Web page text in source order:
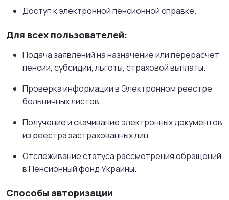
Доступ к электронной пенсионной справке.
Для всех пользователей:
Подача заявлений на назначение или перерасчет
пенсии, субсидии, льготы, страховой выплаты.
Проверка информации в Электронном реестре
больничных листов.
Получение и скачивание электронных документов
из реестра застрахованных лиц.
Отслеживание статуса рассмотрения обращений
в Пенсионный фонд Украины.
Способы авторизации